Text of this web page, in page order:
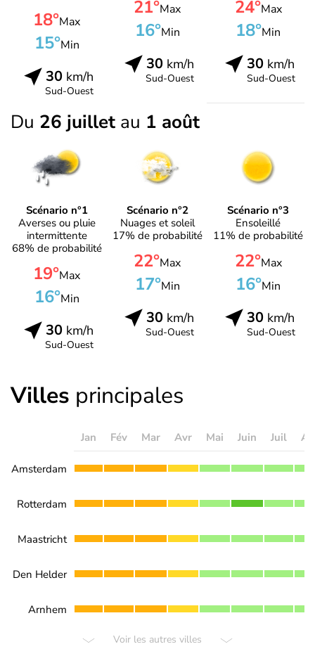
18°Max
15°Min
30km/h
Sud-Ouest
21°Max
16°Min
30km/h
Sud-Ouest
24°Max
18°Min
30 km/h
Sud-Ouest
Du 26 juillet au 1 août
Scénario n°1
Averses ou pluie
intermittente
68% de probabilité
19°Max
16°Min
30km/h
Sud-Ouest
Scénario n°2
Nuages et soleil
17% de probabilité
22°Max
17°Min
30km/h
Sud-Ouest
Scénario n°3
Ensoleillé
11% de probabilité
22°Max
16°Min
30 km/h
Sud-Ouest
Villes principales
Jan Fév Mar Avr Mai Juin Juil
Amsterdam
Rotterdam
Maastricht
Den Helder
Arnhem
Voir les autres villes